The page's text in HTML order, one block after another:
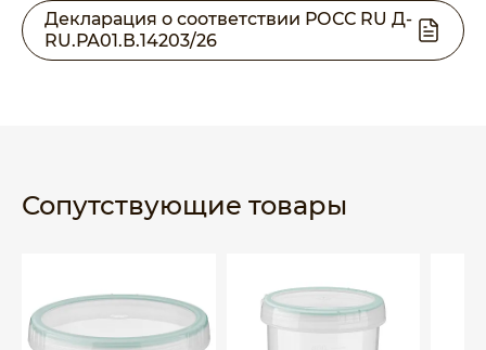
Декларация о соответствии РОСС RU Д-
RU.РА01.В.14203/26
Сопутствующие товары